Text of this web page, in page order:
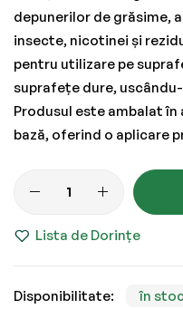
depunerilor de grăsime,
insecte, nicotinei și
pentru utilizare pe
suprafețe dure,
Produsul este ambalat în
bază, oferind o aplicare
Lista de Dorințe
în